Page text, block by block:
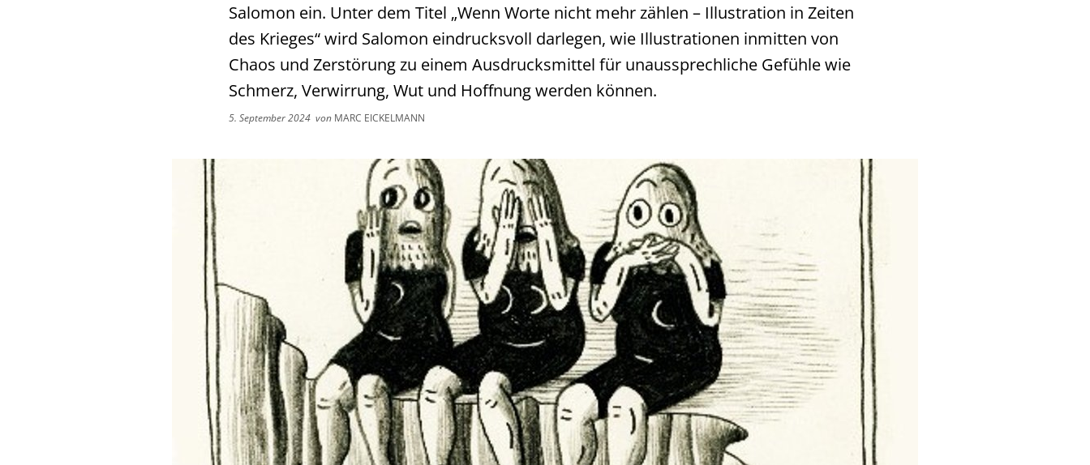
Salomon ein. Unter dem Titel „Wenn Worte nicht mehr zählen – Illustration in Zeiten
des Krieges“ wird Salomon eindrucksvoll darlegen, wie Illustrationen inmitten von
Chaos und Zerstörung zu einem Ausdrucksmittel für unaussprechliche Gefühle wie
Schmerz, Verwirrung, Wut und Hoffnung werden können.
5. September 2024 von MARC EICKELMANN